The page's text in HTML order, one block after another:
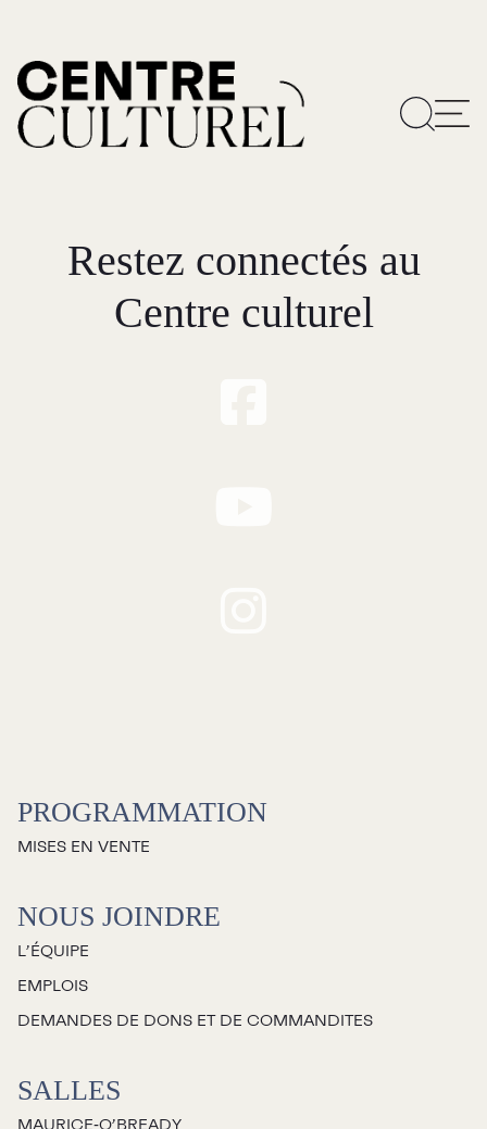
Promotions
Cartes-cadeaux
Jeunesse
Sorties scolaires
Restez connectés au
Centre culturel
PROGRAMMATION
MISES EN VENTE
NOUS JOINDRE
L’ÉQUIPE
EMPLOIS
DEMANDES DE DONS ET DE COMMANDITES
SALLES
MAURICE‑O’BREADY